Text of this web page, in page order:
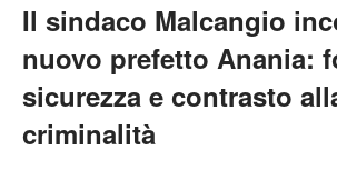
Il sindaco Malcangio
nuovo prefetto Anania:
sicurezza e contrasto
criminalità